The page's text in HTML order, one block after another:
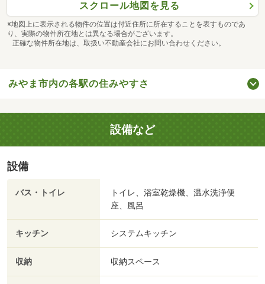
スクロール地図を見る
※地図上に表示される物件の位置は付近住所に所在することを表すものであ
り、実際の物件所在地とは異なる場合がございます。
正確な物件所在地は、取扱い不動産会社にお問い合わせください。
みやま市内の各駅の住みやすさ
設備など
設備
バス・トイレ
トイレ、浴室乾燥機、温水洗浄便
座、風呂
キッチン システムキッチン
収納 収納スペース